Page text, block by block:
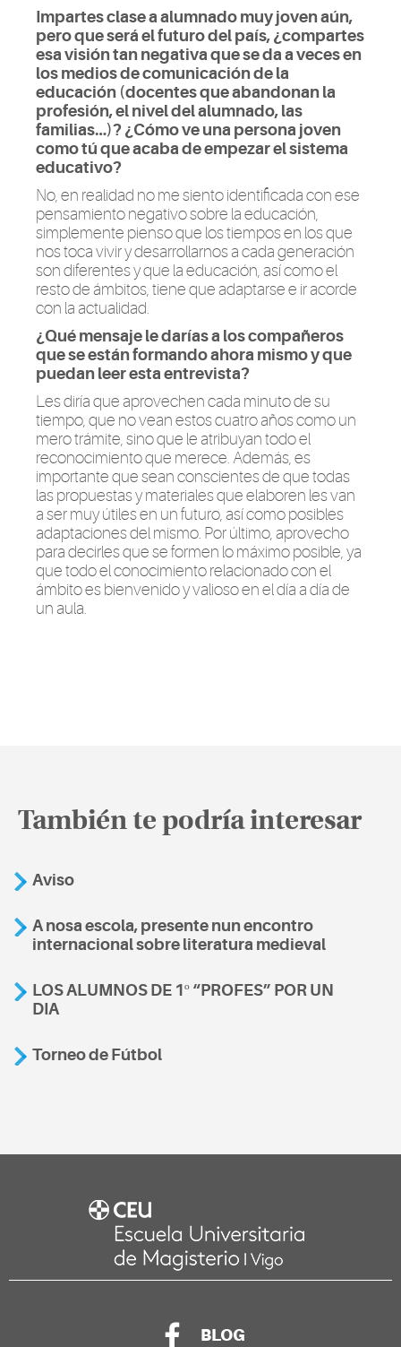
Impartes clase a alumnado muy joven aún,
pero que será el futuro del país, ¿compartes
esa visión tan negativa que se da a veces en
los medios de comunicación de la
educación (docentes que abandonan la
profesión, el nivel del alumnado, las
familias…)? ¿Cómo ve una persona joven
como tú que acaba de empezar el sistema
educativo?
No, en realidad no me siento identificada con ese
pensamiento negativo sobre la educación,
simplemente pienso que los tiempos en los que
nos toca vivir ydesarrollarnosa cada generación
son diferentes y que la educación, así como el
resto de ámbitos, tiene que adaptarse e ir acorde
con la actualidad.
¿Qué mensaje le darías a los compañeros
que se están formando ahora mismo y que
puedan leer esta entrevista?
Les diría que aprovechen cada minuto de su
tiempo, que no vean estos cuatro años como un
mero trámite, sino que le atribuyan todo el
reconocimiento que merece. Además, es
importante que sean conscientes de que todas
las propuestas y materiales que elaboren les van
a ser muy útiles en un futuro, así como posibles
adaptaciones del mismo. Por último, aprovecho
para decirles que se formen lo máximo posible, ya
que todo el conocimiento relacionado con el
ámbito es bienvenido y valioso en el día a día de
un aula.
También te podría interesar
Aviso
A nosa escola, presente nun encontro
internacional sobre literatura medieval
LOS ALUMNOS DE 1º “PROFES” POR UN
DIA
Torneo de Fútbol
BLOG